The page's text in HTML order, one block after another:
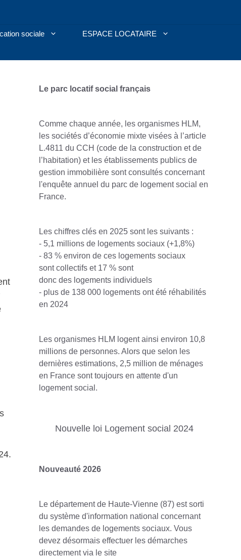
sociale ESPACE LOCATAIRE
Le parc locatif social français
Comme chaque année, les organismes HLM,
les sociétés d’économie mixte visées à l’article
L.481­1 du CCH (code de la construction et de
l’habitation) et les établissements publics de
gestion immobilière sont consultés concernant
l'enquête annuel du parc de logement social en
France.
Les chiffres clés en 2025 sont les suivants :
- 5,1 millions de logements sociaux (+1,8%)
- 83 % environ de ces logements sociaux
sont collectifs et 17 % sont
donc des logements individuels
- plus de 138 000 logements ont été réhabilités
en 2024
Les organismes HLM logent ainsi environ 10,8
millions de personnes. Alors que selon les
dernières estimations, 2,5 million de ménages
en France sont toujours en attente d'un
logement social.
Nouvelle loi Logement social 2024
Nouveauté 2026
Le département de Haute-Vienne (87) est sorti
du système d'information national concernant
les demandes de logements sociaux. Vous
devez désormais effectuer les démarches
directement via le site